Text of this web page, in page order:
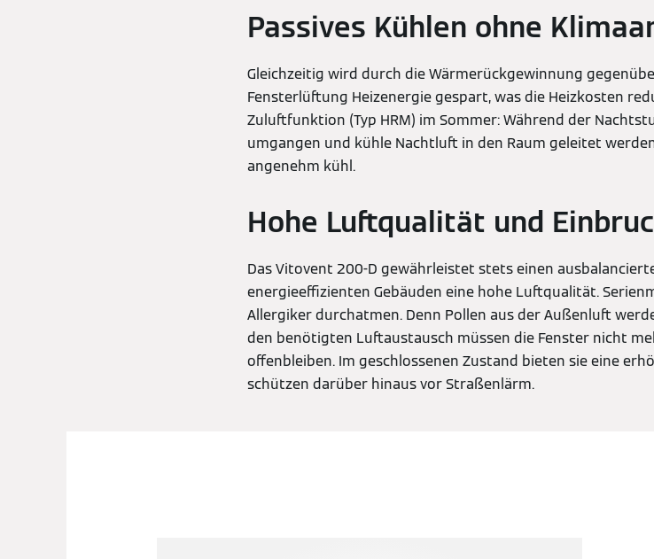
Passives Kühlen ohne
Gleichzeitig wird durch die Wärmerückgewinnung
Fensterlüftung Heizenergie gespart, was die Heizkosten
Zuluftfunktion (Typ HRM) im Sommer: Während der
umgangen und kühle Nachtluft in den Raum geleitet
angenehm kühl.
Hohe Luftqualität und
Das Vitovent 200-D gewährleistet stets einen
energieeffizienten Gebäuden eine hohe Luftqualität.
Allergiker durchatmen. Denn Pollen aus der Außenluft
den benötigten Luftaustausch müssen die Fenster nicht
offenbleiben. Im geschlossenen Zustand bieten sie eine
schützen darüber hinaus vor Straßenlärm.